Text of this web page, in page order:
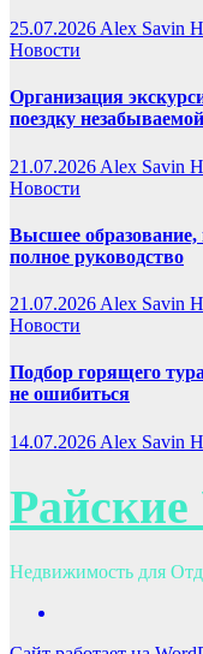
25.07.2026 Alex Savin
Новости
Организация
поездку незабываемой
21.07.2026 Alex Savin
Новости
Высшее образование,
полное руководство
21.07.2026 Alex Savin
Новости
Подбор горящего
не ошибиться
14.07.2026 Alex Savin
Райские
Недвижимость для